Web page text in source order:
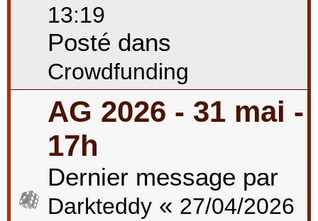
13:19
Posté dans
Crowdfunding
AG 2026 - 31 mai -
17h
Dernier message par
Darkteddy « 27/04/2026